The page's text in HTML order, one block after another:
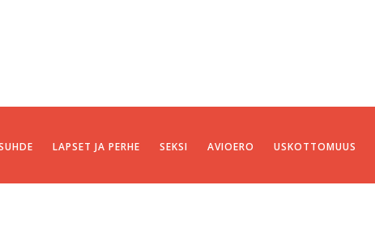
LAPSET JA PERHE SEKSI AVIOERO USKOTTOMUUS